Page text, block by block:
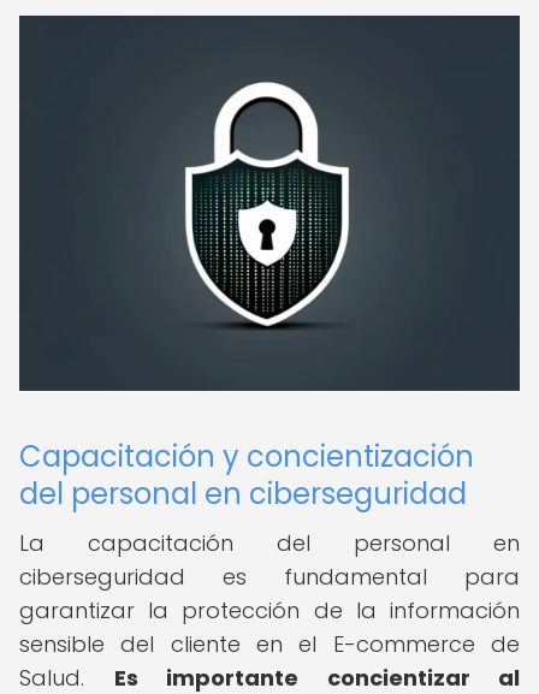
Capacitación y concientización
del personal en ciberseguridad
La capacitación del personal en
ciberseguridad es fundamental para
garantizar la protección de la información
sensible del cliente en el E-commerce de
Salud. Es importante concientizar al